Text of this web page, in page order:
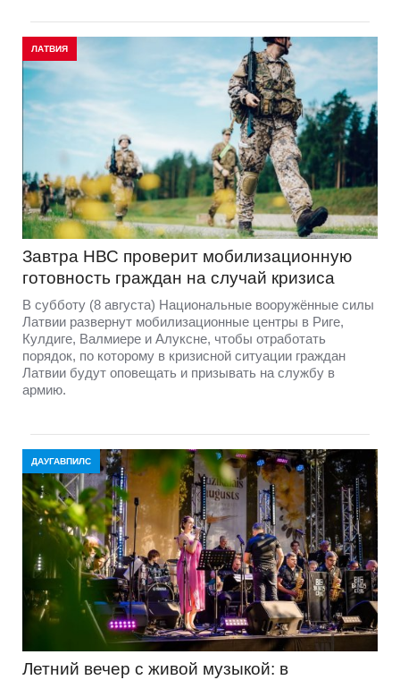
ЛАТВИЯ
Завтра НВС проверит мобилизационную
готовность граждан на случай кризиса
В субботу (8 августа) Национальные вооружённые силы
Латвии развернут мобилизационные центры в Риге,
Кулдиге, Валмиере и Алуксне, чтобы отработать
порядок, по которому в кризисной ситуации граждан
Латвии будут оповещать и призывать на службу в
армию.
ДАУГАВПИЛС
Летний вечер с живой музыкой: в